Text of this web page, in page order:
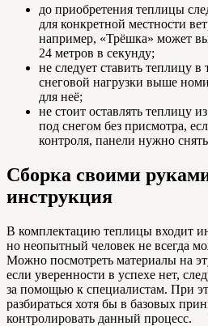
до приобретения теплицы
для конкретной местности
например, «Трёшка» может
24 метров в секунду;
не следует ставить теплицу
снеговой нагрузки выше
для неё;
не стоит оставлять теплицу
под снегом без присмотра,
контроля, панели нужно
Сборка своими
инструкция
В комплектацию теплицы входит
но неопытный человек не всегда
Можно посмотреть материалы на
если уверенности в успехе нет,
за помощью к специалистам. При
разбираться хотя бы в базовых
контролировать данный процесс.